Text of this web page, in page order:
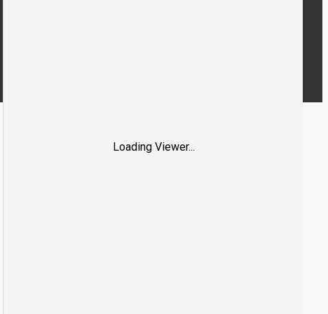
Loading Viewer...